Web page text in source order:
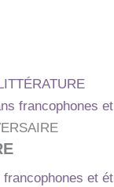
francophones et
francophones et